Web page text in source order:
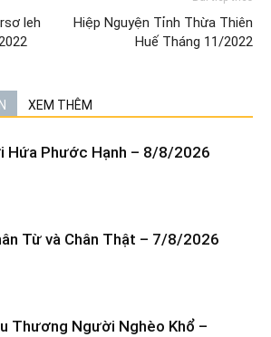
leh
Hiệp Nguyện Tỉnh Thừa Thiên
Huế Tháng 11/2022
XEM THÊM
Hứa Phước Hạnh – 8/8/2026
Từ và Chân Thật – 7/8/2026
Thương Người Nghèo Khổ –